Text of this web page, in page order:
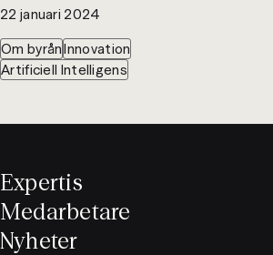
22 januari 2024
Om byrånInnovation
Artificiell Intelligens
Expertis
Medarbetare
Nyheter